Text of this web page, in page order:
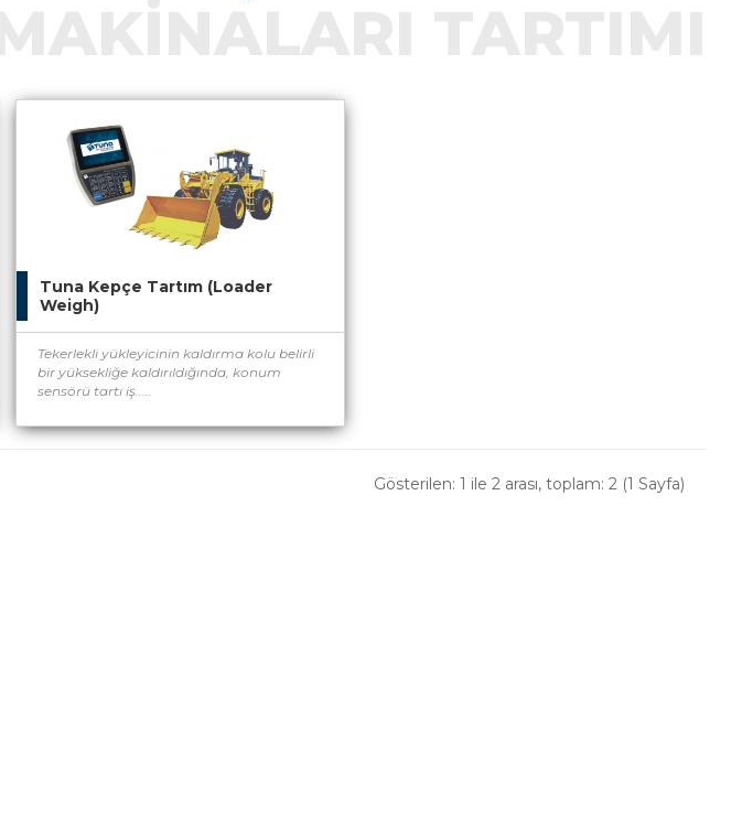
Tuna Kepçe Tartım (Loader
Weigh)
Tekerlekli yükleyicinin kaldırma kolu belirli
bir yüksekliğe kaldırıldığında, konum
sensörü tartı iş.....
Gösterilen: 1 ile 2 arası, toplam: 2 (1 Sayfa)